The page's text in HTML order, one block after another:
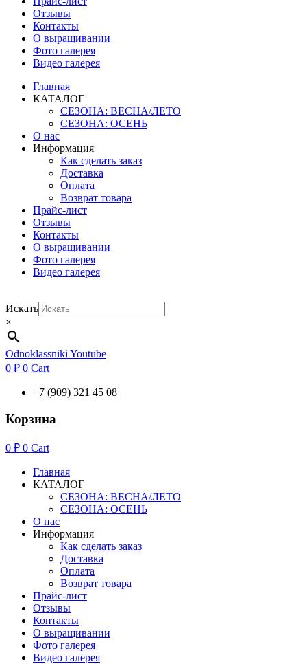
Отзывы
Контакты
О выращивании
Фото галерея
Видео галерея
Главная
КАТАЛОГ
СЕЗОНА: ВЕСНА/ЛЕТО
СЕЗОНА: ОСЕНЬ
О нас
Информация
Как сделать заказ
Доставка
Оплата
Возврат товара
Прайс-лист
Отзывы
Контакты
О выращивании
Фото галерея
Видео галерея
Искать
×
Odnoklassniki Youtube
0 ₽ 0 Cart
+7 (909) 321 45 08
Корзина
0 ₽ 0 Cart
Главная
КАТАЛОГ
СЕЗОНА: ВЕСНА/ЛЕТО
СЕЗОНА: ОСЕНЬ
О нас
Информация
Как сделать заказ
Доставка
Оплата
Возврат товара
Прайс-лист
Отзывы
Контакты
О выращивании
Фото галерея
Видео галерея